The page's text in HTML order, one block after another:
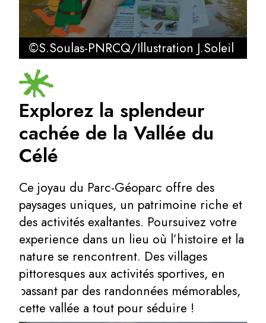
©S.Soulas-PNRCQ/Illustration J.Soleil
Explorez la splendeur
cachée de la Vallée du
Célé
Ce joyau du Parc-Géoparc offre des
paysages uniques, un patrimoine riche et
des activités exaltantes. Poursuivez votre
experience dans un lieu où l’histoire et la
nature se rencontrent. Des villages
pittoresques aux activités sportives, en
passant par des randonnées mémorables,
cette vallée a tout pour séduire !